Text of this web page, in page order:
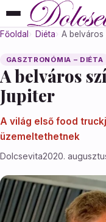
Főoldal Diéta A belváros
GASZTRONÓMIA – DIÉTA
A belváros
Jupiter
A világ első food
üzemeltethetnek
Dolcsevita2020.